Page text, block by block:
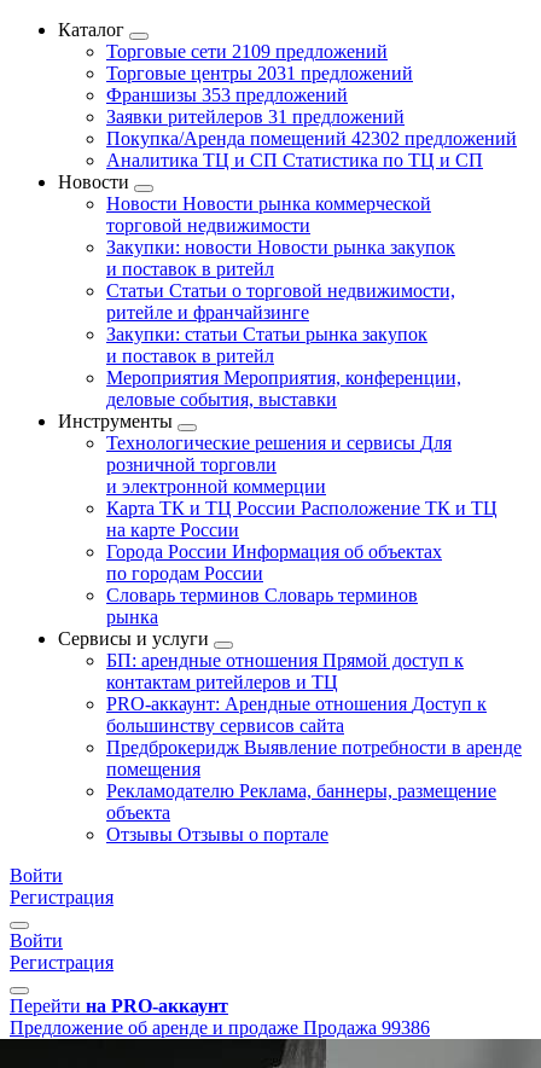
Каталог
Торговые сети 2109 предложений
Торговые центры 2031 предложений
Франшизы 353 предложений
Заявки ритейлеров 31 предложений
Покупка/Аренда помещений 42302 предложений
Аналитика ТЦ и СП Статистика по ТЦ и СП
Новости
Новости Новости рынка коммерческой
торговой недвижимости
Закупки: новости Новости рынка закупок
и поставок в ритейл
Статьи Статьи о торговой недвижимости,
ритейле и франчайзинге
Закупки: статьи Статьи рынка закупок
и поставок в ритейл
Мероприятия Мероприятия, конференции,
деловые события, выставки
Инструменты
Технологические решения и сервисы Для
розничной торговли
и электронной коммерции
Карта ТК и ТЦ России Расположение ТК и ТЦ
на карте России
Города России Информация об объектах
по городам России
Словарь терминов Словарь терминов
рынка
Сервисы и услуги
БП: арендные отношения Прямой доступ к
контактам ритейлеров и ТЦ
PRO-аккаунт: Арендные отношения Доступ к
большинству сервисов сайта
Предброкеридж Выявление потребности в аренде
помещения
Рекламодателю Реклама, баннеры, размещение
объекта
Отзывы Отзывы о портале
Войти
Регистрация
Войти
Регистрация
Перейти на PRO-аккаунт
Предложение об аренде и продаже Продажа 99386